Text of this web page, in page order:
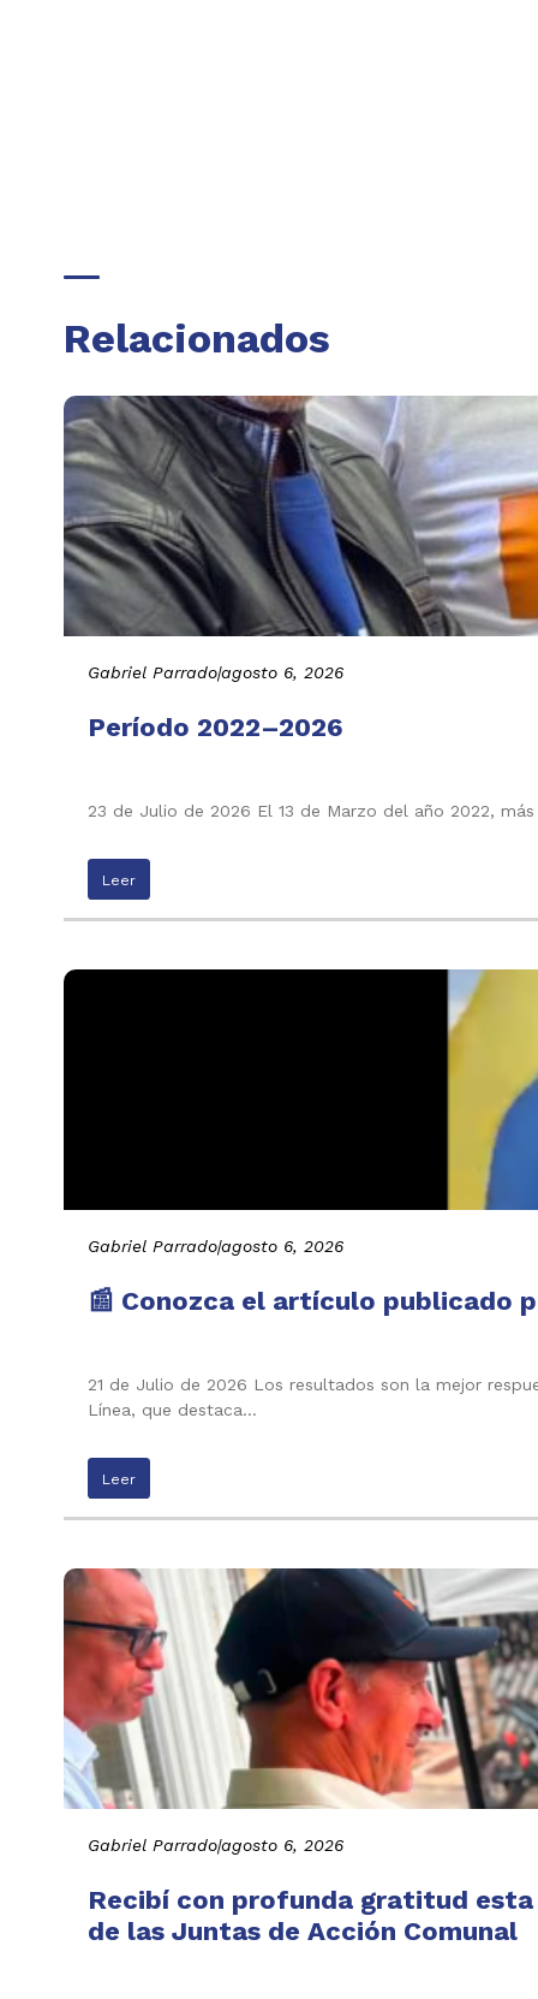
Relacionados
Gabriel Parrado|agosto 6, 2026
Período 2022–2026
23 de Julio de 2026 El 13 de Marzo del año 2022,
Leer
Gabriel Parrado|agosto 6, 2026
📰 Conozca el artículo publicado
21 de Julio de 2026 Los resultados son la mejor
Línea, que destaca…
Leer
Gabriel Parrado|agosto 6, 2026
Recibí con profunda gratitud
de las Juntas de Acción Comunal